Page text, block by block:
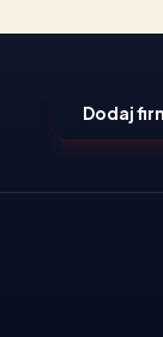
Dodaj